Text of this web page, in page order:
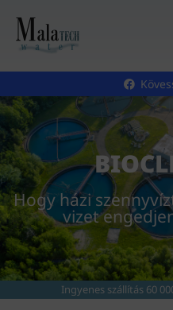
Hogy házi
vizet
Ingyenes szállítás 60